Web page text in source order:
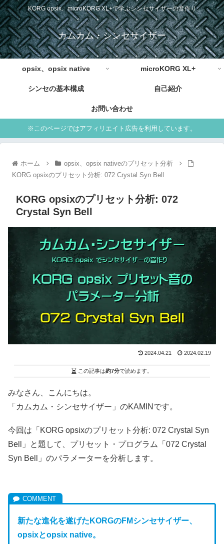
KORG opsix、microKORG XL+で学ぶシンセサイザーの音作り
カムカム・シンセサイザー
opsix、opsix native microKORG XL+
シンセの基本構成 自己紹介
お問い合わせ
※このページではアフィリエイト広告を利用しています。
ホーム
opsix、opsix nativeのプリセット分析
KORG opsixのプリセット分析: 072 Crystal Syn Bell
KORG opsixのプリセット分析: 072
Crystal Syn Bell
2024.04.21 2024.02.19
この記事は約7分で読めます。
みなさん、こんにちは。
「カムカム・シンセサイザー」のKAMINです。
今回は「KORG opsixのプリセット分析: 072 Crystal Syn
Bell」と題して、プリセット・プログラム「072 Crystal
Syn Bell」のパラメーターを分析します。
新たな進化を遂げたKORGのFMシンセサイザー、
opsixとopsix native。